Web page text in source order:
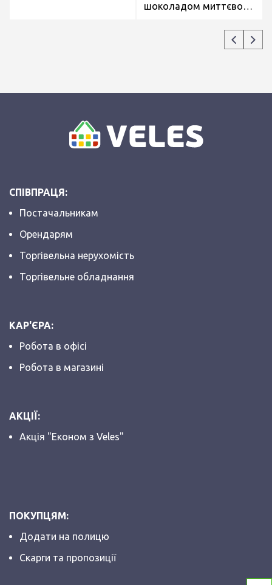
шоколадом миттєвого
СПІВПРАЦЯ:
Постачальникам
Орендарям
Торгівельна нерухомість
Торгівельне обладнання
КАР'ЄРА:
Робота в офісі
Робота в магазині
АКЦІЇ:
Акція "Економ з Veles"
ПОКУПЦЯМ:
Додати на полицю
Скарги та пропозиції